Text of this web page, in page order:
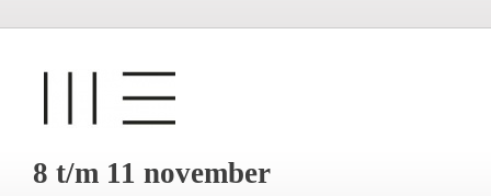
8 t/m 11 november